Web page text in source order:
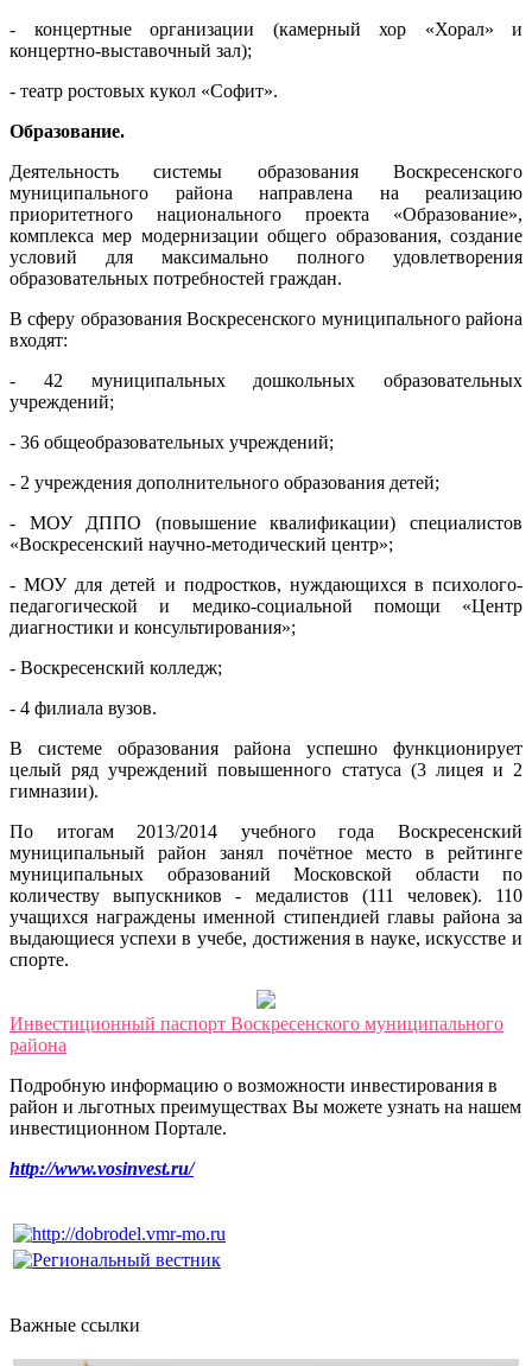
- концертные организации (камерный хор «Хорал» и
концертно-выставочный зал);
- театр ростовых кукол «Софит».
Образование.
Деятельность системы образования Воскресенского
муниципального района направлена на реализацию
приоритетного национального проекта «Образование»,
комплекса мер модернизации общего образования, создание
условий для максимально полного удовлетворения
образовательных потребностей граждан.
В сферу образования Воскресенского муниципального района
входят:
- 42 муниципальных дошкольных образовательных
учреждений;
- 36 общеобразовательных учреждений;
- 2 учреждения дополнительного образования детей;
- МОУ ДППО (повышение квалификации) специалистов
«Воскресенский научно-методический центр»;
- МОУ для детей и подростков, нуждающихся в психолого-
педагогической и медико-социальной помощи «Центр
диагностики и консультирования»;
- Воскресенский колледж;
- 4 филиала вузов.
В системе образования района успешно функционирует
целый ряд учреждений повышенного статуса (3 лицея и 2
гимназии).
По итогам 2013/2014 учебного года Воскресенский
муниципальный район занял почётное место в рейтинге
муниципальных образований Московской области по
количеству выпускников - медалистов (111 человек). 110
учащихся награждены именной стипендией главы района за
выдающиеся успехи в учебе, достижения в науке, искусстве и
спорте.
Инвестиционный паспорт Воскресенского муниципального
района
Подробную информацию о возможности инвестирования в
район и льготных преимуществах Вы можете узнать на нашем
инвестиционном Портале.
http://www.vosinvest.ru/
Важные ссылки